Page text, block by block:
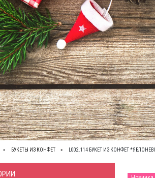
КАТАЛОГ О НАС КОНТАКТЫ
БУКЕТЫ ИЗ КОНФЕТ L002.114 БУКЕТ ИЗ КОНФЕТ